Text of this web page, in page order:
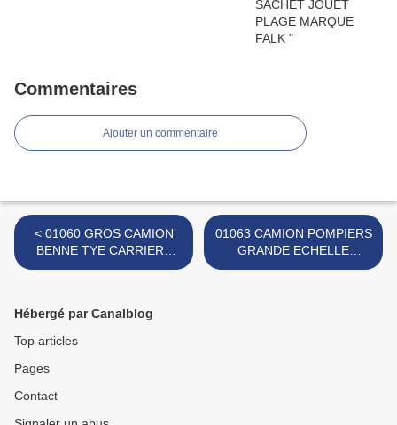
Commentaires
Ajouter un commentaire
< 01060 GROS CAMION
BENNE TYE CARRIERE
MARQUE MOB
01063 CAMION POMPIERS
GRANDE ECHELLE
MARQUE MOB >
Hébergé par Canalblog
Top articles
Pages
Contact